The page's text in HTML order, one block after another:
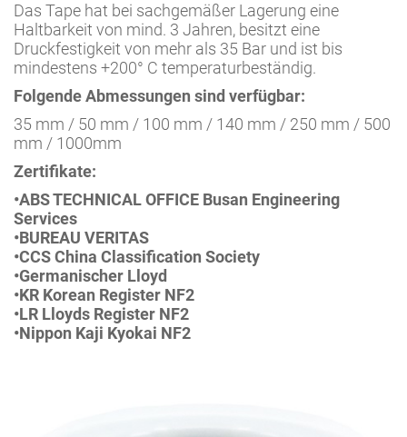
Das Tape hat bei sachgemäßer Lagerung eine
Haltbarkeit von mind. 3 Jahren, besitzt eine
Druckfestigkeit von mehr als 35 Bar und ist bis
mindestens +200° C temperaturbeständig.
Folgende Abmessungen sind verfügbar:
35 mm / 50 mm / 100 mm / 140 mm / 250 mm / 500
mm / 1000mm
Zertifikate:
•ABS TECHNICAL OFFICE Busan Engineering
Services
•BUREAU VERITAS
•CCS China Classification Society
•Germanischer Lloyd
•KR Korean Register NF2
•LR Lloyds Register NF2
•Nippon Kaji Kyokai NF2